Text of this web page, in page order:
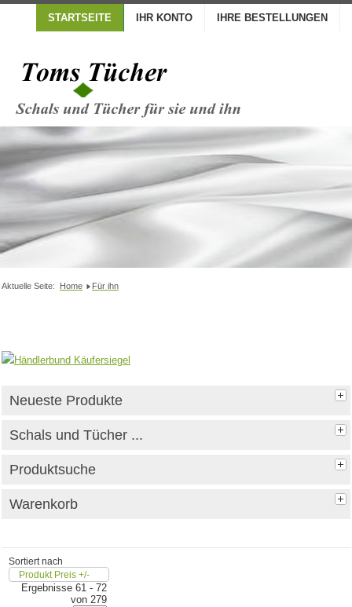
STARTSEITE IHR KONTO IHRE BESTELLUNGEN
Aktuelle Seite: Home Für ihn
Neueste Produkte
Schals und Tücher ...
Produktsuche
Warenkorb
Sortiert nach
Produkt Preis +/-
Ergebnisse 61 - 72
von 279